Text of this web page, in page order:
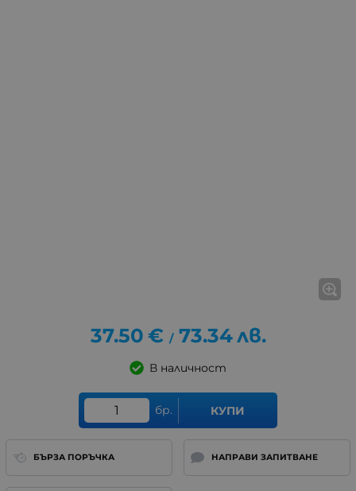
37.50 € / 73.34лв.
В наличност
бр. КУПИ
БЪРЗА ПОРЪЧКА НАПРАВИ ЗАПИТВАНЕ